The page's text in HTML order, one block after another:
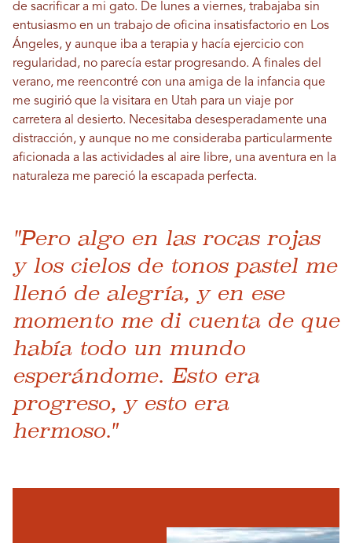
de sacrificar a mi gato. De lunes a viernes, trabajaba sin
entusiasmo en un trabajo de oficina insatisfactorio en Los
Ángeles, y aunque iba a terapia y hacía ejercicio con
regularidad, no parecía estar progresando. A finales del
verano, me reencontré con una amiga de la infancia que
me sugirió que la visitara en Utah para un viaje por
carretera al desierto. Necesitaba desesperadamente una
distracción, y aunque no me consideraba particularmente
aficionada a las actividades al aire libre, una aventura en la
naturaleza me pareció la escapada perfecta.
"Pero algo en las rocas rojas
y los cielos de tonos pastel me
llenó de alegría, y en ese
momento me di cuenta de que
había todo un mundo
esperándome. Esto era
progreso, y esto era
hermoso."